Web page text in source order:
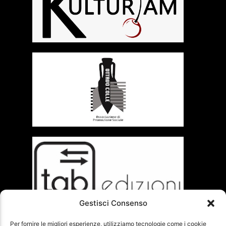
Gestisci Consenso
Per fornire le migliori esperienze, utilizziamo tecnologie come i cookie